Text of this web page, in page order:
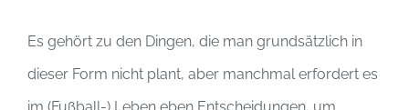
Es gehört zu den Dingen, die man grundsätzlich in
dieser Form nicht plant, aber manchmal erfordert es